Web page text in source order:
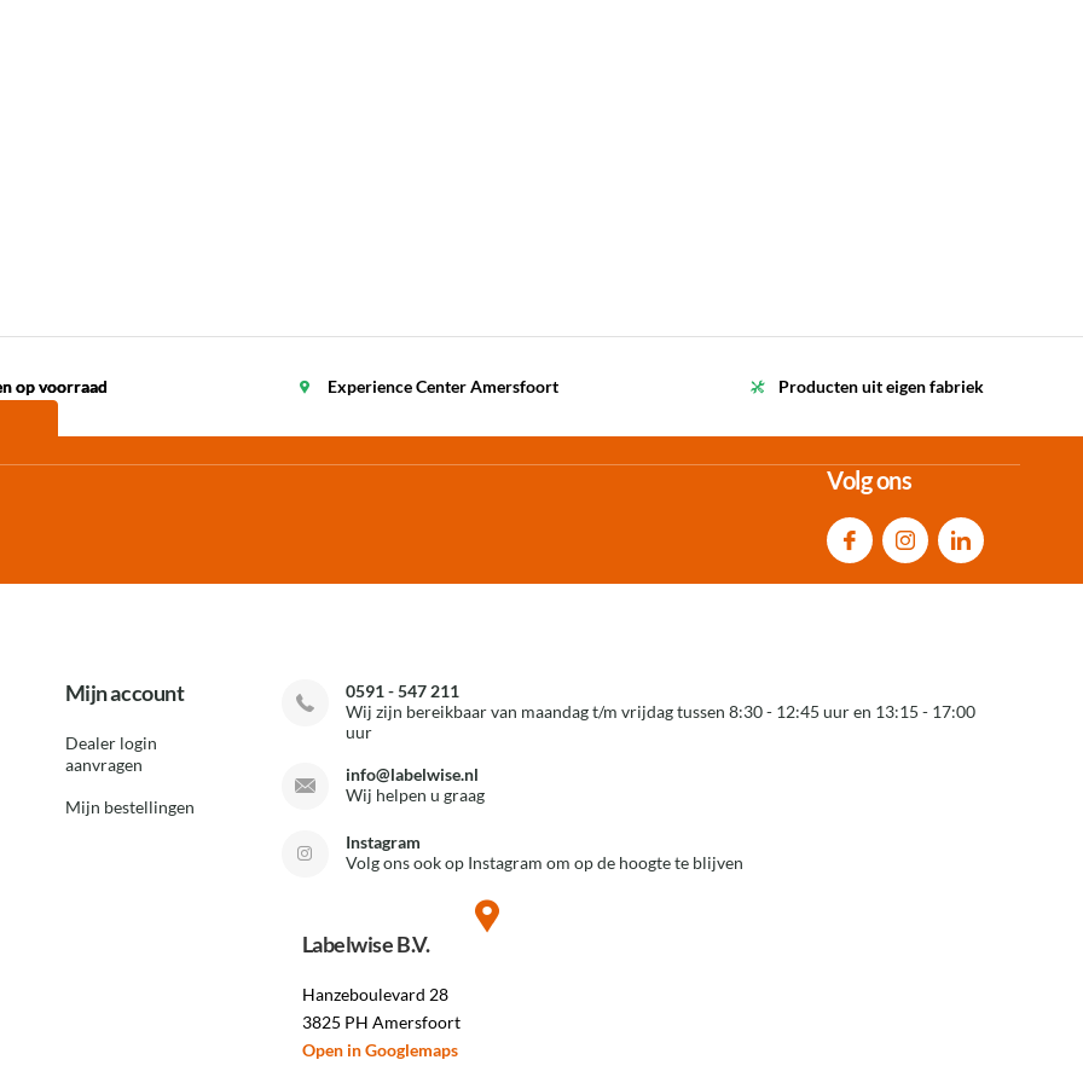
op voorraad Experience Center Amersfoort Producten uit eigen fabriek
op voorraad
Volg ons
Mijn account
Dealer login
aanvragen
Mijn bestellingen
0591 - 547 211
Wij zijn bereikbaar van maandag t/m vrijdag tussen 8:30 - 12:45 uur en 13:15 - 17:00
uur
info@labelwise.nl
Wij helpen u graag
Instagram
Volg ons ook op Instagram om op de hoogte te blijven
Labelwise B.V.
Hanzeboulevard 28
3825 PH Amersfoort
Open in Googlemaps